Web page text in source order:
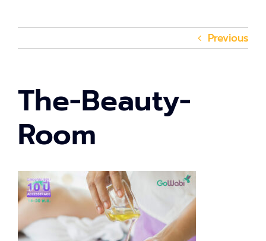
Previous
The-Beauty-
Room